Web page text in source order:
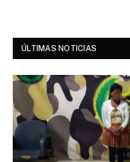
ÚLTIMAS NOTICIAS